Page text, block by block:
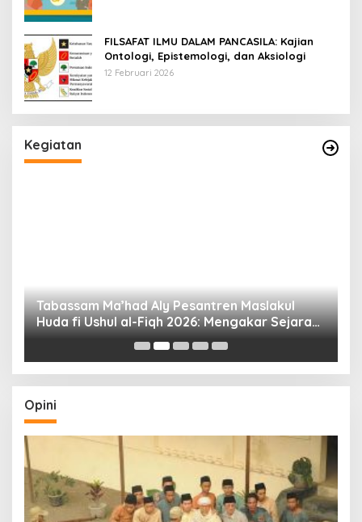
FILSAFAT ILMU DALAM PANCASILA: Kajian
Ontologi, Epistemologi, dan Aksiologi
12 Februari 2026
Kegiatan
Tabassam Ma’had Aly Pesantren Maslakul
Huda fi Ushul al-Fiqh 2026: Mengakar Sejarah,
Menjangkau Peradaban”
Opini